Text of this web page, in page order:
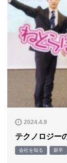
2024.4.9
テクノロジー
会社を知る 新卒